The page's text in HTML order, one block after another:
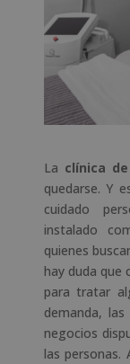
La clínica
quedarse. Y
cuidado
instalado
quienes
hay duda que
para tratar
demanda,
negocios
las personas.